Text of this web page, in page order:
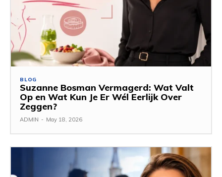
BLOG
Suzanne Bosman Vermagerd: Wat Valt
Op en Wat Kun Je Er Wél Eerlijk Over
Zeggen?
ADMIN - May 18, 2026